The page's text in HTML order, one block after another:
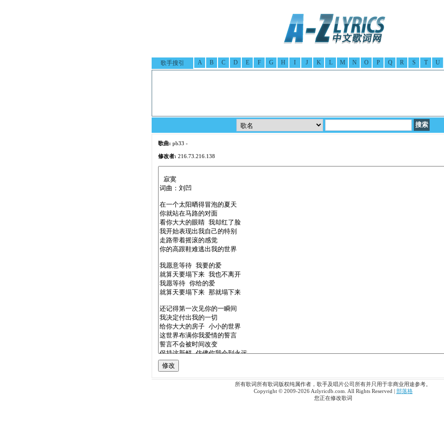
歌手搜引 A B C D E F G H I J K L M N O P Q R S T U
歌曲: pb33 -
修改者: 216.73.216.138
所有歌词所有歌词版权纯属作者，歌手及唱片公司所有并只用于非商业用途参考。
Copyright © 2009-2026 Azlyricdb.com. All Rights Reserved | 部落格
您正在修改歌词